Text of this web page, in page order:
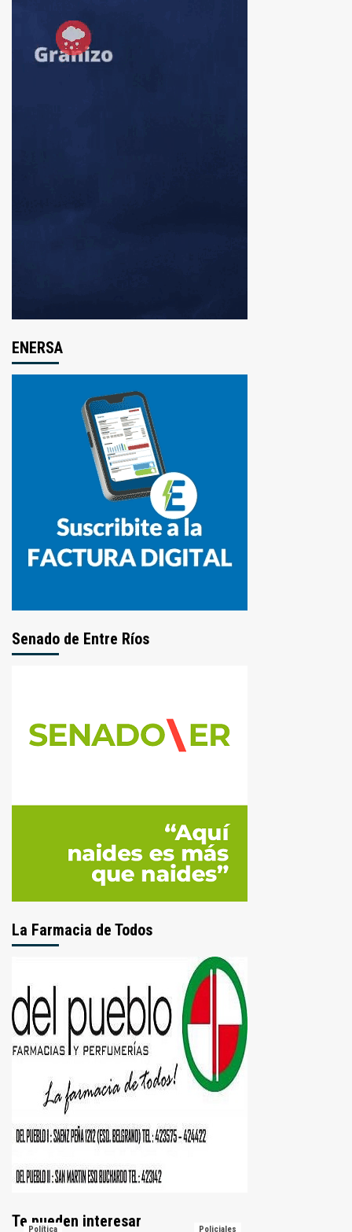
ENERSA
Senado de Entre Ríos
La Farmacia de Todos
Te pueden interesar
Política Policiales